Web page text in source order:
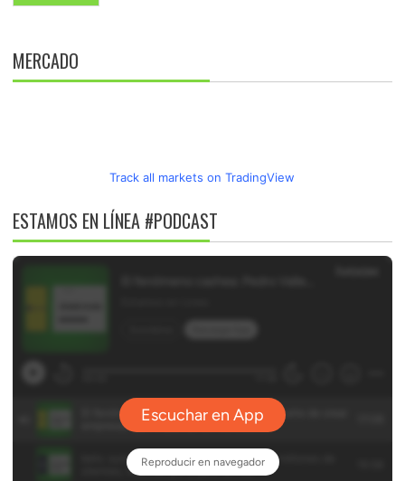
MERCADO
Track all markets on TradingView
ESTAMOS EN LÍNEA #PODCAST